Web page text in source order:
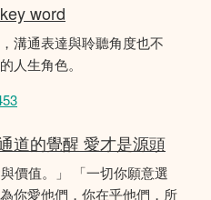
word
溝通表達與聆聽角度也不
人生角色。
道的覺醒 愛才是源頭
價值。」 「一切你願意選
你愛他們，你在乎他們，所